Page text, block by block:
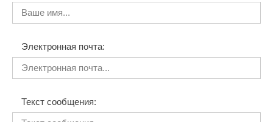
Электронная почта:
Текст сообщения: